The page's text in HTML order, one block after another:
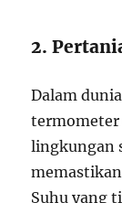
2.
Dalam
termometer
lingkungan
Suhu yang